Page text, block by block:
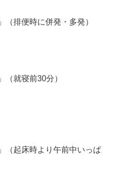
」（排便時に併発・多発）
」（就寝前30分）
」（起床時より午前中いっぱ